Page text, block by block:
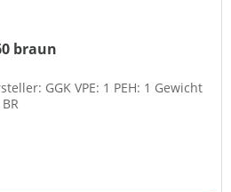
braun
GGK VPE: 1 PEH: 1 Gewicht